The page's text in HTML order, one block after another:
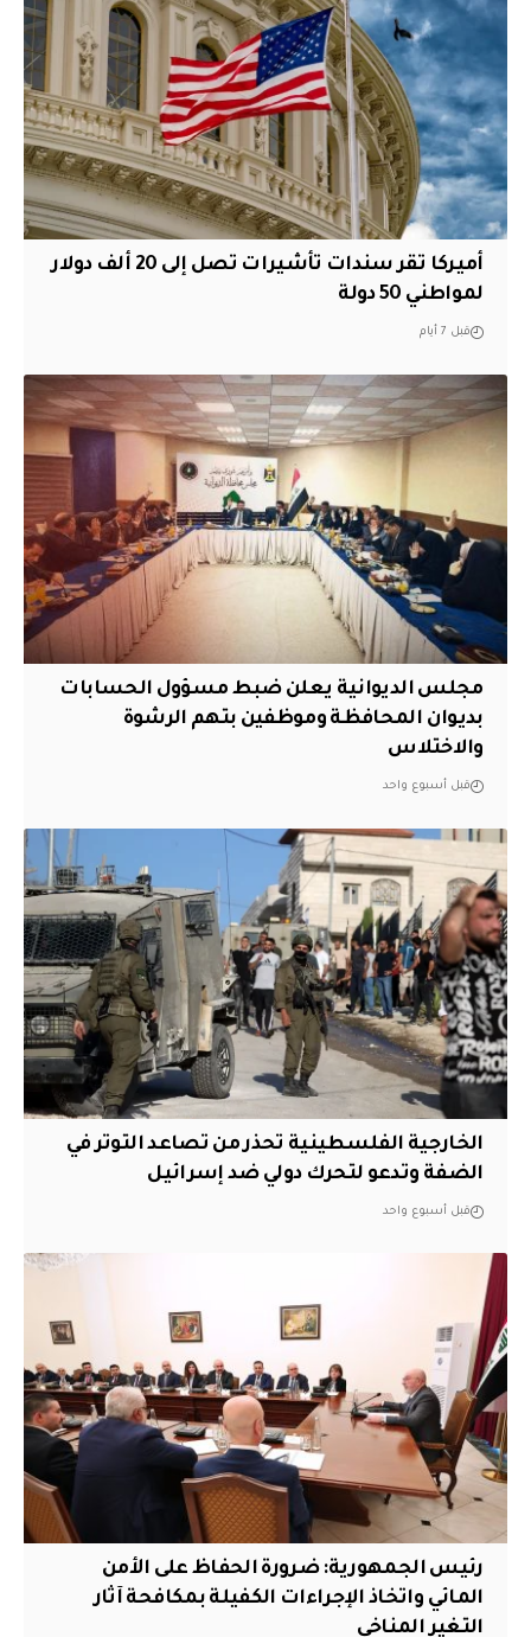
أميركا تقر سندات تأشيرات تصل إلى 20 ألف دولار
لمواطني 50 دولة
قبل 7 أيام
مجلس الديوانية يعلن ضبط مسؤول الحسابات
بديوان المحافظة وموظفين بتهم الرشوة
والاختلاس
قبل أسبوع واحد
الخارجية الفلسطينية تحذر من تصاعد التوتر في
الضفة وتدعو لتحرك دولي ضد إسرائيل
قبل أسبوع واحد
رئيس الجمهورية: ضرورة الحفاظ على الأمن
المائي واتخاذ الإجراءات الكفيلة بمكافحة آثار
التغير المناخي